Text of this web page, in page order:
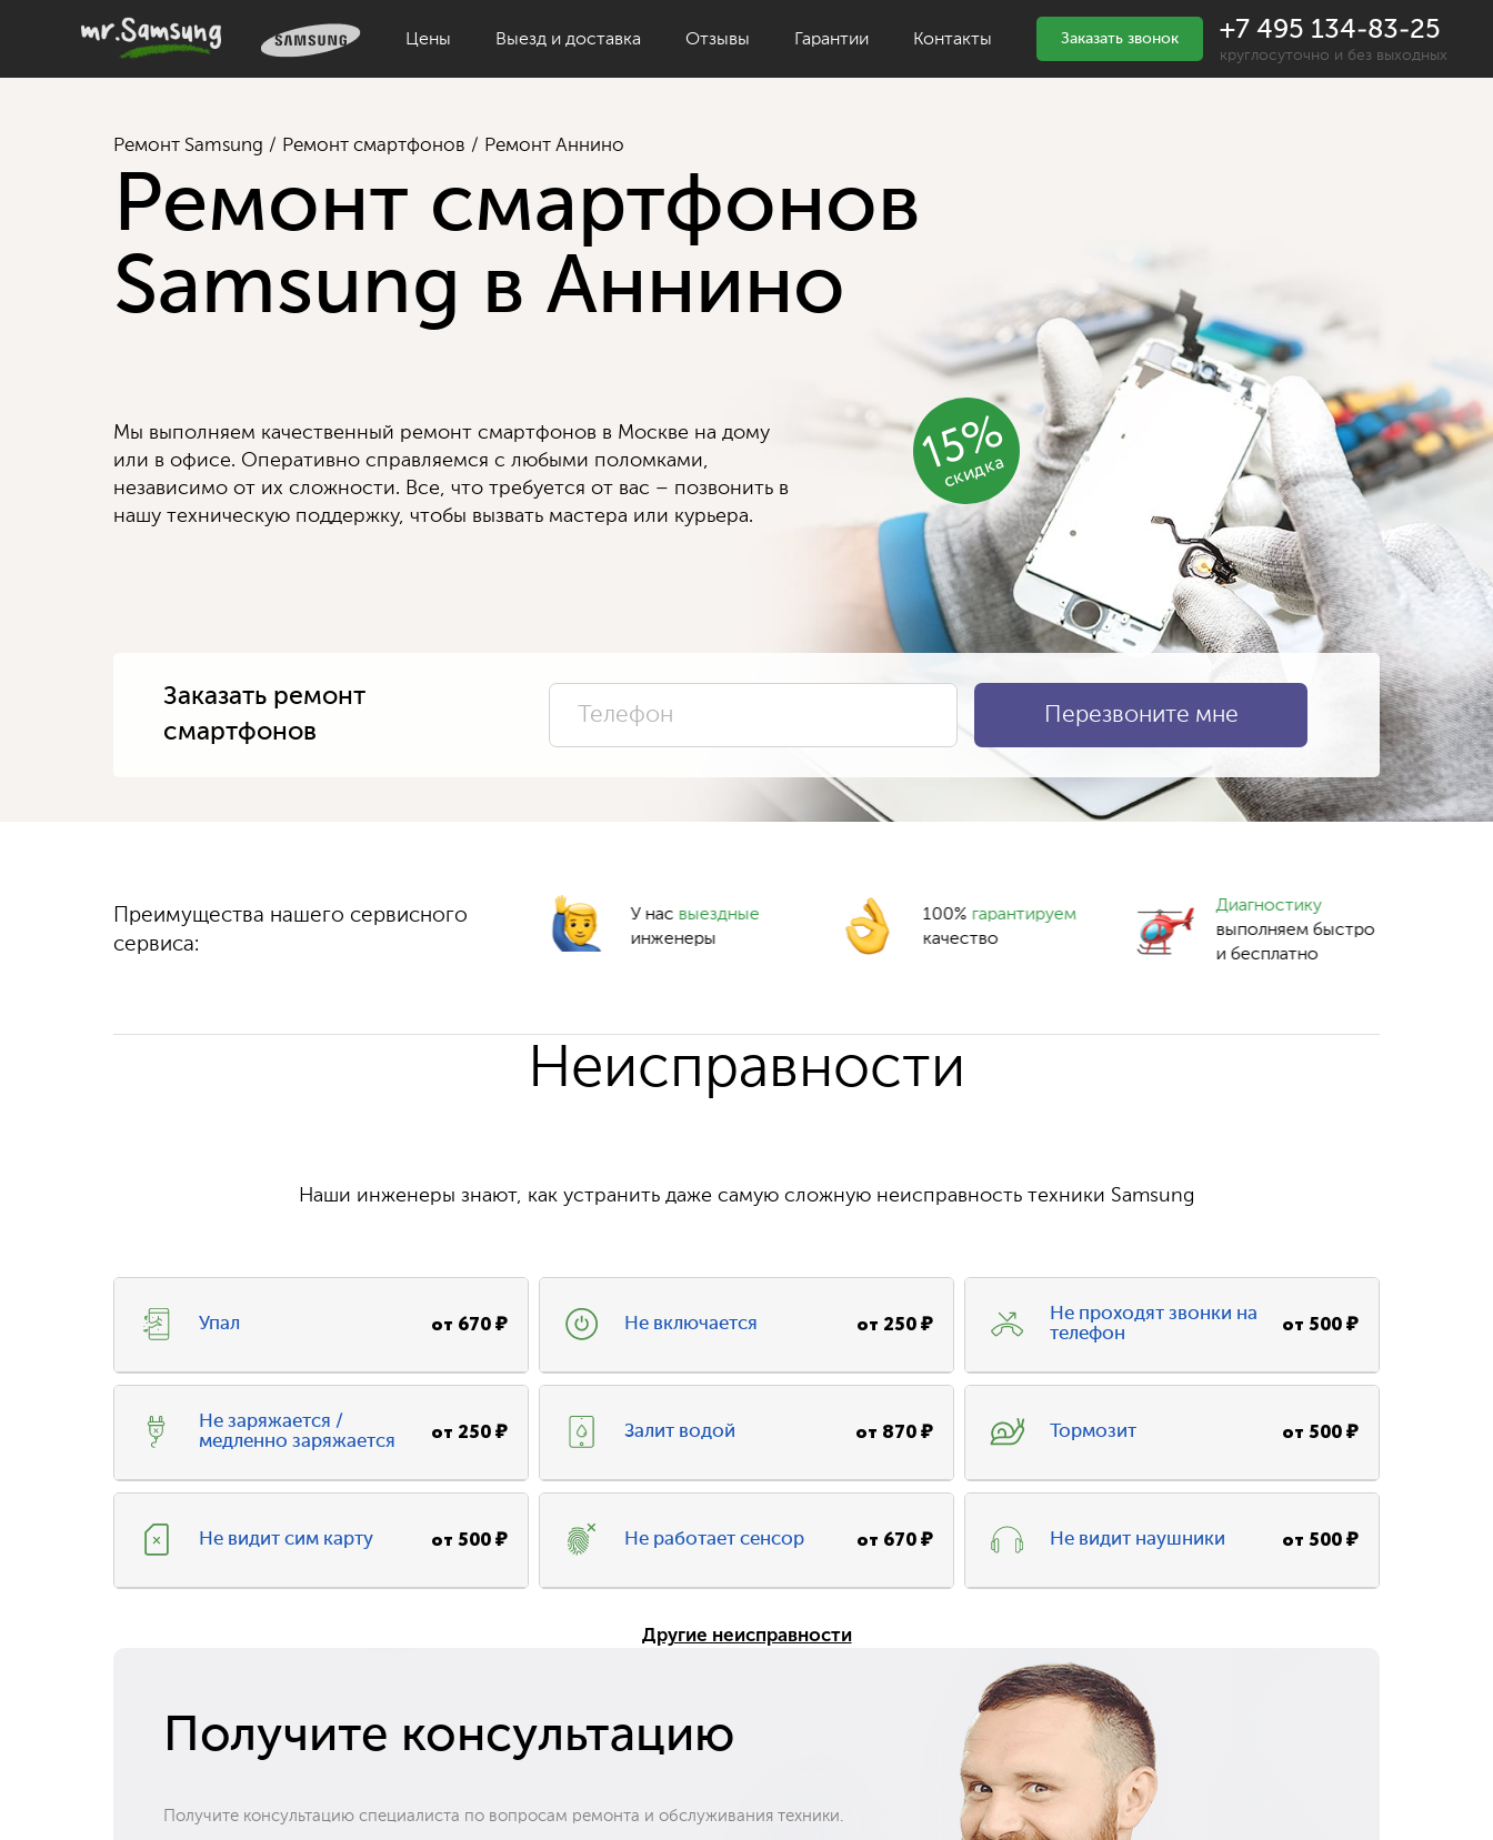
Цены Выезд и доставка Отзывы Гарантии Контакты Заказать звонок +7 495 134-83-25
круглосуточно и без выходных
15%
скидка
Ремонт Samsung Ремонт смартфонов Ремонт Аннино
Ремонт смартфонов
Samsung в Аннино
Мы выполняем качественный ремонт смартфонов в Москве на дому
или в офисе. Оперативно справляемся с любыми поломками,
независимо от их сложности. Все, что требуется от вас – позвонить в
нашу техническую поддержку, чтобы вызвать мастера или курьера.
Заказать ремонт
смартфонов
Преимущества нашего сервисного
сервиса:
гарантируем
качество
выполняем быстро
У нас выездные
инженеры
100%гарантируем
качество
Диагностику
выполняем быстро
и бесплатно
Неисправности
Наши инженеры знают, как устранить даже самую сложную неисправность техники Samsung
Упал от 670₽ Не включается от 250₽
Не проходят звонки на
телефон
от500₽
Не заряжается /
медленно заряжается
от 250₽ Залит водой от 870₽ Тормозит от500₽
Не видит сим карту от500₽ Не работает сенсор от 670₽ Не видит наушники от500₽
Другие неисправности
Получите консультацию
Получите консультацию специалиста по вопросам ремонта и обслуживания техники.